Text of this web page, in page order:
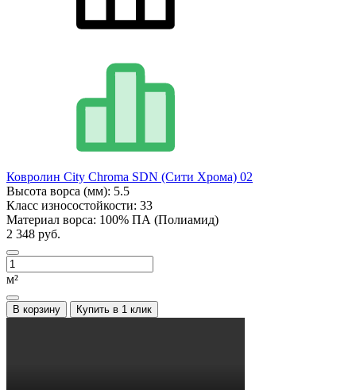
Ковролин City Chroma SDN (Сити Хрома) 02
Высота ворса (мм): 5.5
Класс износостойкости: 33
Материал ворса: 100% ПА (Полиамид)
2 348 руб.
м²
В корзину Купить в 1 клик